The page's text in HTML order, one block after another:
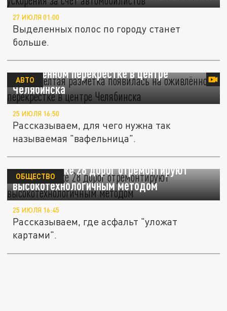
27 ИЮЛЯ 01:00
Выделенных полос по городу станет
больше.
Ярко-жёлтая разметка появилась на
оживлённом перекрёстке в центре
Челябинска
АВТО
25 ИЮЛЯ 16:50
Рассказываем, для чего нужна так
называемая "вафельница".
В Челябинске 28 дорог отремонтируют
высокотехнологичным методом
ОБЩЕСТВО
25 ИЮЛЯ 16:45
Рассказываем, где асфальт "уложат
картами".